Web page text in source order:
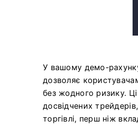
У вашому демо-
дозволяє
без жодного ризику. Ці
досвідчених
торгівлі, перш ніж